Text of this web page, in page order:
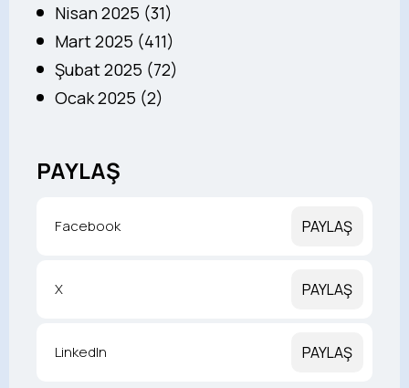
Nisan 2025 (31)
Mart 2025 (411)
Şubat 2025 (72)
Ocak 2025 (2)
PAYLAŞ
Facebook PAYLAŞ
X PAYLAŞ
LinkedIn PAYLAŞ